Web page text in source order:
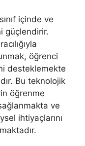
içinde ve
güçlendirir.
öğrenci
desteklemekte
Bu teknolojik
öğrenme
ve
ihtiyaçlarını